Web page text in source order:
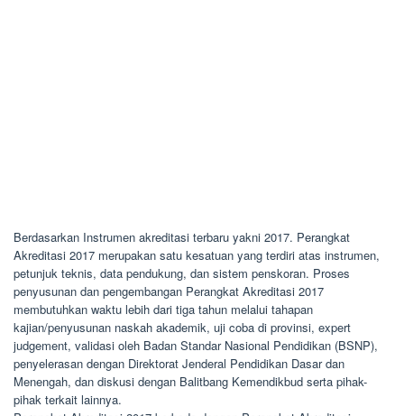
Berdasarkan Instrumen akreditasi terbaru yakni 2017. Perangkat
Akreditasi 2017 merupakan satu kesatuan yang terdiri atas instrumen,
petunjuk teknis, data pendukung, dan sistem penskoran. Proses
penyusunan dan pengembangan Perangkat Akreditasi 2017
membutuhkan waktu lebih dari tiga tahun melalui tahapan
kajian/penyusunan naskah akademik, uji coba di provinsi, expert
judgement, validasi oleh Badan Standar Nasional Pendidikan (BSNP),
penyelerasan dengan Direktorat Jenderal Pendidikan Dasar dan
Menengah, dan diskusi dengan Balitbang Kemendikbud serta pihak-
pihak terkait lainnya.